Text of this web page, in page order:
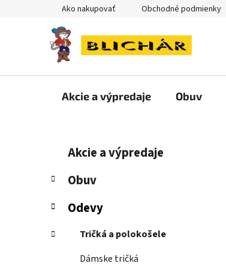
Ako nakupovať Obchodné podmienky
Akcie a výpredaje Obuv
č
ý
a
Preskočiť
kategórie
e
ó
i
Akcie a výpredaje
Obuv
Odevy
Tričká a polokošele
Dámske tričká